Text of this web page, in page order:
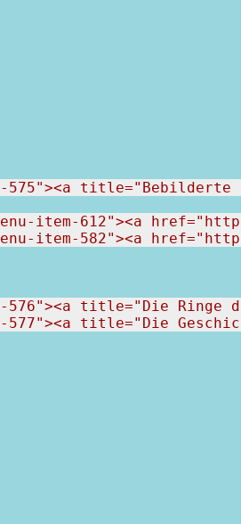
title="Die
title="Die